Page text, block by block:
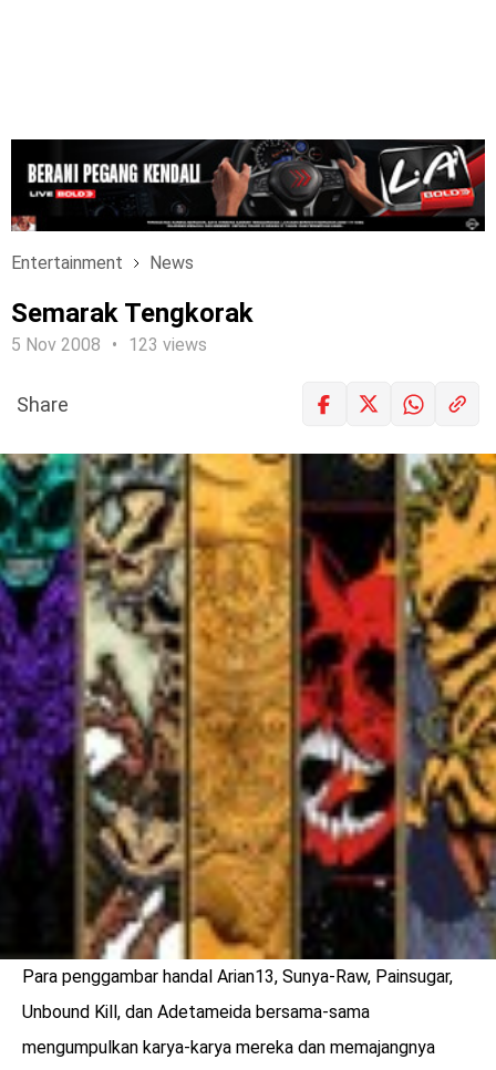
Entertainment News
Semarak Tengkorak
5 Nov 2008 123 views
benefit
menarik
LOGIN
Share
Para penggambar handal Arian13, Sunya-Raw, Painsugar,
Unbound Kill, dan Adetameida bersama-sama
mengumpulkan karya-karya mereka dan memajangnya